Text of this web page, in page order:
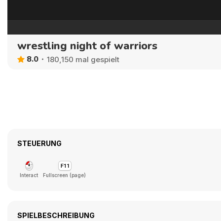
wrestling night of warriors
8.0 180,150 mal gespielt
STEUERUNG
Interact Fullscreen (page)
SPIELBESCHREIBUNG